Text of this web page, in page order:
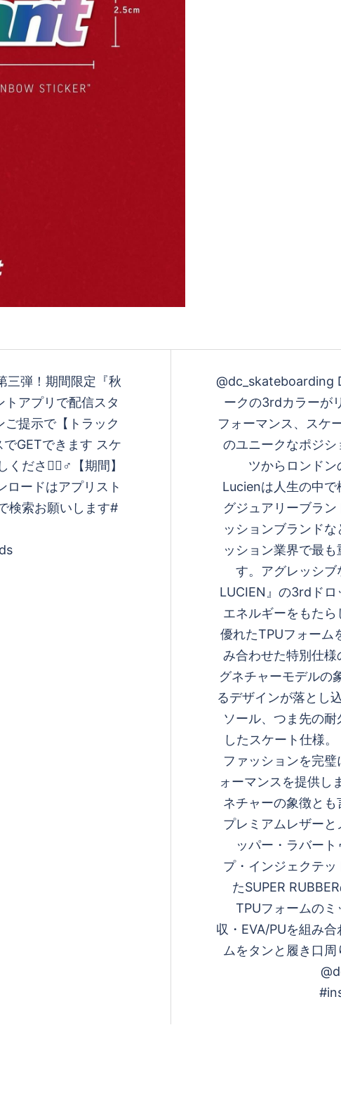
三弾！期間限定『秋
アプリで配信スタ
提示で【トラック
GETできます スケ
ださい🏻‍♂️【期間】
ードはアプリスト
検索お願いします#
@dc_skateboarding
ークの3rdカラーが
フォーマンス、スケ
のユニークなポジ
ツからロンドン
Lucienは人生の中で
グジュアリーブラ
ッションブランド
ッション業界で最
す。アグレッシ
LUCIEN』の3rdドロ
エネルギーをもた
優れたTPUフォーム
み合わせた特別仕
グネチャーモデルの
るデザインが落とし
ソール、つま先の
したスケート仕様
ファッションを完
ォーマンスを提供し
ネチャーの象徴とも
プレミアムレザー
ッパー・ラバー
プ・インジェクテ
たSUPER
TPUフォームの
収・EVA/PUを組み
ムをタンと履き口